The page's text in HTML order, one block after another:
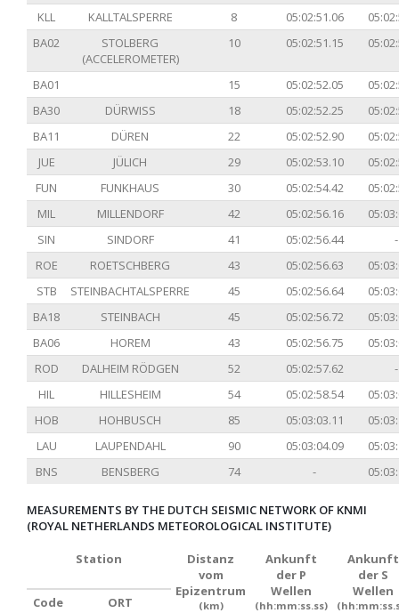
KLL KALLTALSPERRE 8 05:02:51.06
BA02
STOLBERG
(ACCELEROMETER)
10 05:02:51.15
BA01 15 05:02:52.05
BA30
DÜRWISS 18 05:02:52.25
BA11
DÜREN 22 05:02:52.90
JUE
JÜLICH 29 05:02:53.10
FUN
FUNKHAUS 30 05:02:54.42
MIL
MILLENDORF 42 05:02:56.16
SIN
SINDORF 41 05:02:56.44
-
ROE
ROETSCHBERG 43 05:02:56.63
STB
STEINBACHTALSPERRE 45 05:02:56.64
BA18
STEINBACH 45 05:02:56.72
BA06
HOREM 43 05:02:56.75
ROD
DALHEIM RÖDGEN 52 05:02:57.62
-
HIL
HILLESHEIM 54 05:02:58.54
HOB
HOHBUSCH 85 05:03:03.11
LAU
LAUPENDAHL 90 05:03:04.09
BNS
BENSBERG 74 -
MEASUREMENTS BY THE DUTCH SEISMIC NETWORK OF KNMI
(ROYAL NETHERLANDS METEOROLOGICAL INSTITUTE)
Station
Distanz
vom
Epizentrum
(km)
Ankunft
der P
Wellen
(hh:mm:ss.ss)
Ankunft
der S
Wellen
Code ORT